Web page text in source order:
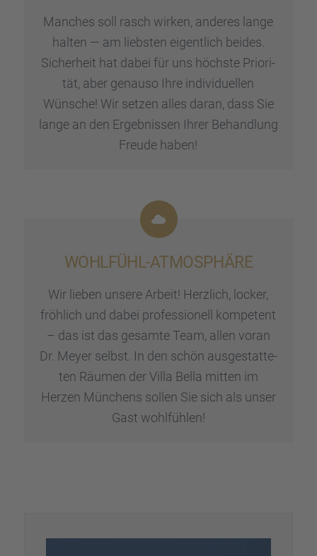
Manches soll rasch wirken, anderes lange
halten — am liebs­ten eigent­lich beides.
Sicher­heit hat dabei für uns höchste Priori­
tät, aber genauso Ihre indivi­du­el­len
Wünsche! Wir setzen alles daran, dass Sie
lange an den Ergeb­nis­sen Ihrer Behand­lung
Freude haben!
WOHLFÜHL-ATMOSPHÄRE
Wir lieben unsere Arbeit! Herzlich, locker,
fröhlich und dabei profes­sio­nell kompe­tent
– das ist das gesamte Team, allen voran
Dr. Meyer selbst. In den schön ausge­stat­te­
ten Räumen der Villa Bella mitten im
Herzen Münchens sollen Sie sich als unser
Gast wohlfüh­len!